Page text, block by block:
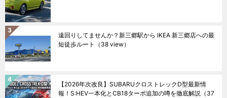
遠回りしてませんか？新三郷駅から IKEA 新三郷店への最
短徒歩ルート
（38 view）
【2026年次改良】SUBARUクロストレックD型最新情
報！S:HEV一本化とCB18ターボ追加の噂を徹底解説 （37